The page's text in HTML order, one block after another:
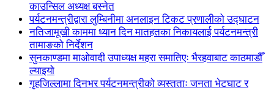
काउन्सिल अध्यक्ष बस्नेत
पर्यटनमन्त्रीद्वारा लुम्बिनीमा अनलाइन टिकट प्रणालीको उद्घाटन
नतिजामूखी काममा ध्यान दिन मातहतका निकायलाई पर्यटनमन्त्री
तामाङको निर्देशन
सुनकाण्डमा मा‌ओवादी उपाध्यक्ष महरा समातिएः भैरहवाबाट काठमाडौँ
ल्याइयो
गृहजिल्लामा दिनभर पर्यटनमन्त्रीको व्यस्तताः जनता भेटघाट र